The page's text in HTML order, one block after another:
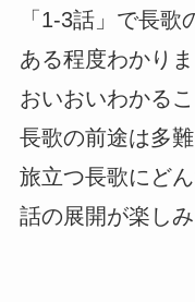
「1-3話」で長
ある程度わかり
おいおいわかる
長歌の前途は多
旅立つ長歌にど
話の展開が楽し